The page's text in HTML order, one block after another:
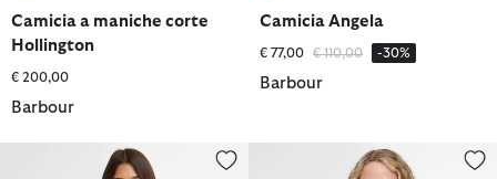
Camicia a maniche corte
Hollington
€ 200,00
Barbour
Camicia Angela
€ 77,00 Prezzo ridotto da
€ 110,00a -30%
Barbour
Overshirt in pile Rae Overshirt Ashdon